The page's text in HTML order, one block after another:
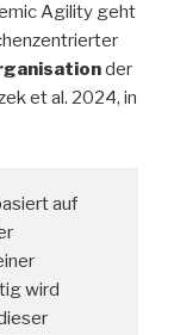
Agility geht
der
et al. 2024, in
auf
wird